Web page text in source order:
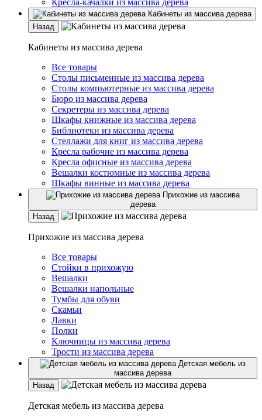
Кресла-качалки из массива дерева
Кабинеты из массива дерева
Назад
Кабинеты из массива дерева
Все товары
Столы письменные из массива дерева
Столы компьютерные из массива дерева
Бюро из массива дерева
Секретеры из массива дерева
Шкафы книжные из массива дерева
Библиотеки из массива дерева
Стеллажи для книг из массива дерева
Кресла рабочие из массива дерева
Кресла офисные из массива дерева
Вешалки костюмные из массива дерева
Шкафы винные из массива дерева
Прихожие из массива
дерева
Назад
Прихожие из массива дерева
Все товары
Стойки в прихожую
Вешалки
Вешалки напольные
Тумбы для обуви
Скамьи
Лавки
Полки
Ключницы из массива дерева
Трости из массива дерева
Детская мебель из
массива дерева
Назад
Детская мебель из массива дерева